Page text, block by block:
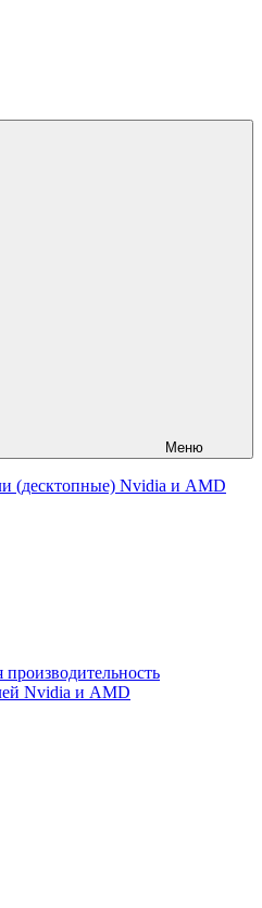
Меню
(десктопные) Nvidia и AMD
Nvidia и AMD